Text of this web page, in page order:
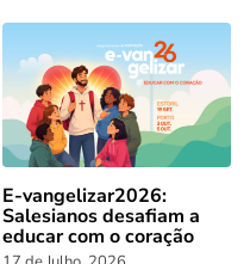
E-vangelizar2026:
Salesianos desafiam a
educar com o coração